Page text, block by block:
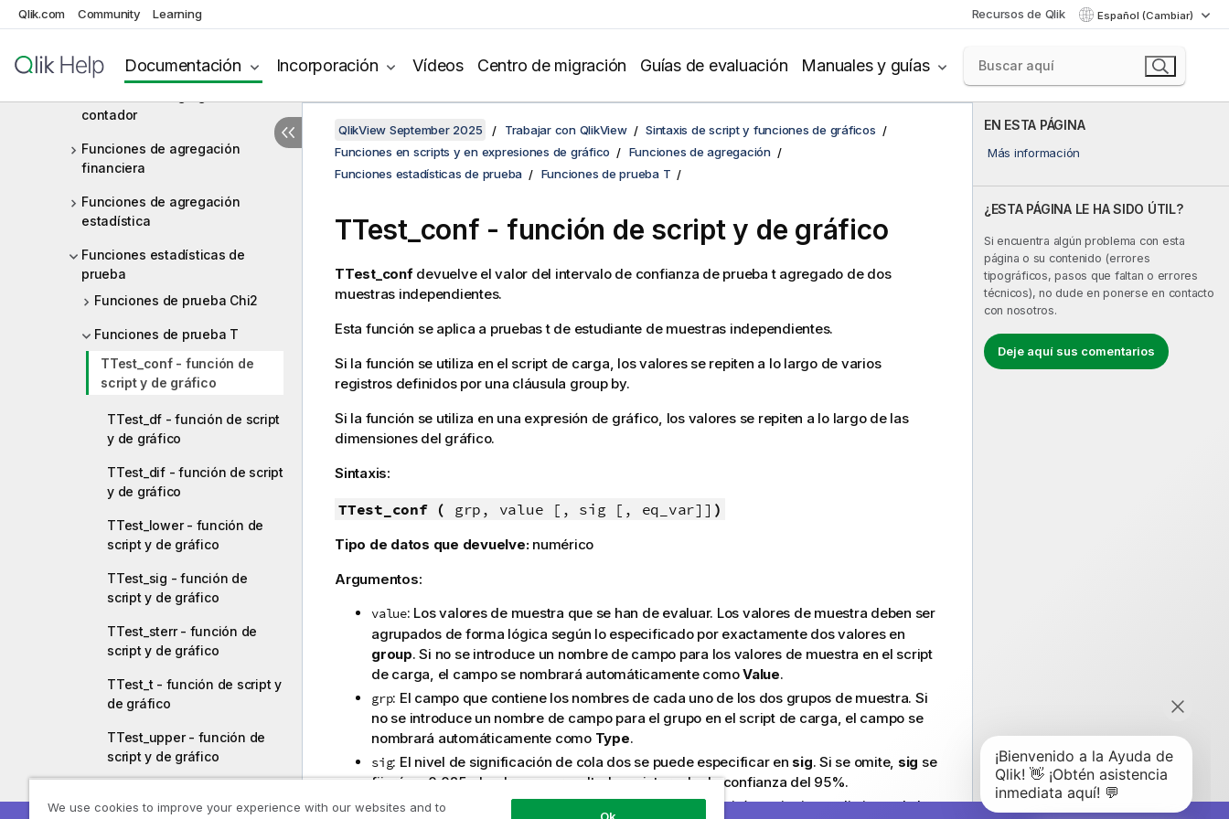
Qlik.com Community Learning Recursos de Qlik Español (Cambiar)
Documentación Incorporación Vídeos Centro de migración Guías de evaluación Manuales y guías
Funciones de agregación
agregación
contador
Funciones de agregación
financiera
Funciones de agregación
estadística
Funciones estadísticas de
prueba
Funciones de prueba Chi2
Funciones de prueba T
TTest_conf - función de
script y de gráfico
TTest_df - función de script
y de gráfico
TTest_dif - función de script
y de gráfico
TTest_lower - función de
script y de gráfico
TTest_sig - función de
script y de gráfico
TTest_sterr - función de
script y de gráfico
TTest_t - función de script y
de gráfico
TTest_upper - función de
script y de gráfico
script y de gráfico
EN ESTA PÁGINA
Más información
¿ESTA PÁGINA LE HA SIDO ÚTIL?
Si encuentra algún problema con esta
página o su contenido (errores
tipográficos, pasos que faltan o errores
técnicos), no dude en ponerse en contacto
con nosotros.
Deje aquí sus comentarios
QlikView September 2025 Trabajar con QlikView
Sintaxis de script y funciones de gráficos
Funciones en scripts y en expresiones de gráfico
Funciones de agregación
Funciones estadísticas de prueba
Funciones de prueba T
TTest_conf - función de script y de gráfico
TTest_confdevuelve el valor del intervalo de confianza de prueba t agregado de dos
muestras independientes.
Esta función se aplica a pruebas t de estudiante de muestras independientes.
Si la función se utiliza en el script de carga, los valores se repiten a lo largo de varios
registros definidos por una cláusula group by.
Si la función se utiliza en una expresión de gráfico, los valores se repiten a lo largo de las
dimensiones del gráfico.
Sintaxis:
TTest_conf ( grp, value [, sig [, eq_var]] )
Tipo de datos que devuelve: numérico
Argumentos:
value: Los valores de muestra que se han de evaluar. Los valores de muestra deben ser
agrupados de forma lógica según lo especificado por exactamente dos valores en
group. Si no se introduce un nombre de campo para los valores de muestra en el script
de carga, el campo se nombrará automáticamente comoValue.
grp: El campo que contiene los nombres de cada uno de los dos grupos de muestra. Si
no se introduce un nombre de campo para el grupo en el script de carga, el campo se
nombrará automáticamente como Type.
sig: El nivel de significación de cola dos se puede especificar en sig. Si se omite, sig se
fijará en 0,025, dando como resultado un intervalo de confianza del 95%.
eq_var: Si se especifica
(0), se asumirán variaciones distintas de las
We use cookies to improve your experience with our websites and to